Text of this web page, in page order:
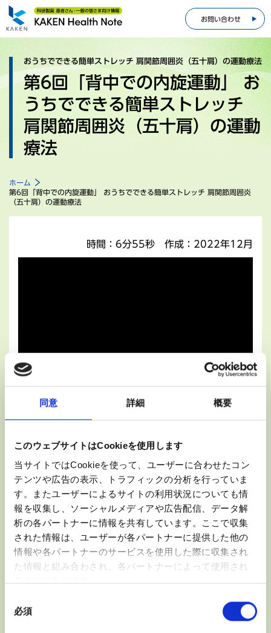
同意 詳細 概要
このウェブサイトはCookieを使用します
当サイトではCookieを使って、ユーザーに合わせたコン
テンツや広告の表示、トラフィックの分析を行っていま
す。またユーザーによるサイトの利用状況についても情
報を収集し、ソーシャルメディアや広告配信、データ解
析の各パートナーに情報を共有しています。ここで収集
された情報は、ユーザーが各パートナーに提供した他の
情報や各パートナーのサービスを使用した際に収集され
た情報と組み合わされ、各パートナーによって使用され
ることがあります。
必須
お問い合わせ
おうちでできる簡単ストレッチ 肩関節周囲炎（五十肩）の運動療法
第6回「背中での内旋運動」 お
うちでできる簡単ストレッチ
肩関節周囲炎（五十肩）の運動
療法
ホーム
第6回「背中での内旋運動」 おうちでできる簡単ストレッチ 肩関節周囲炎
（五十肩）の運動療法
時間 6分55秒 作成 2022年12月
お気に入りの運動を続けたり、運動を組み合わ
せたりしながら、毎日行ってください。ただ
し、無理は禁物です。ご自身の体調に合わせ、
楽しく、無理なく行ってください。
おうちでできる簡単ストレッチ 肩
関節周囲炎（五十肩）の運動療法